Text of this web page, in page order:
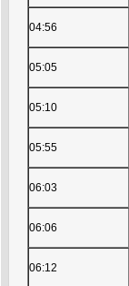
04:56
05:05
05:10
05:55
06:03
06:06
06:12